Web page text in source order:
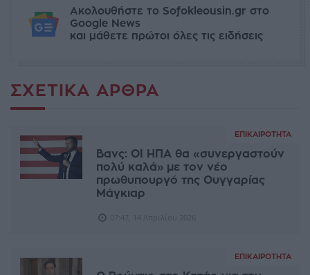
Ακολουθήστε το Sofokleousin.gr στο
Google News
και μάθετε πρώτοι όλες τις ειδήσεις
ΣΧΕΤΙΚΆ ΆΡΘΡΑ
ΕΠΙΚΑΙΡΌΤΗΤΑ
Βανς: ΟΙ ΗΠΑ θα «συνεργαστούν
πολύ καλά» με τον νέο
πρωθυπουργό της Ουγγαρίας
Μάγκιαρ
ΕΠΙΚΑΙΡΌΤΗΤΑ